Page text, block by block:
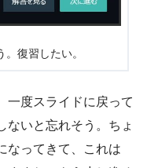
復習したい。
一度スライドに戻って
ないと忘れそう。ちょ
なってきて、これは